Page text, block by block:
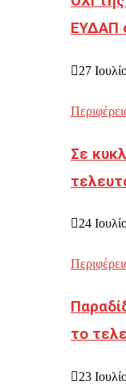
ΕΥΔΑΠ
27
Σε
24
το
23